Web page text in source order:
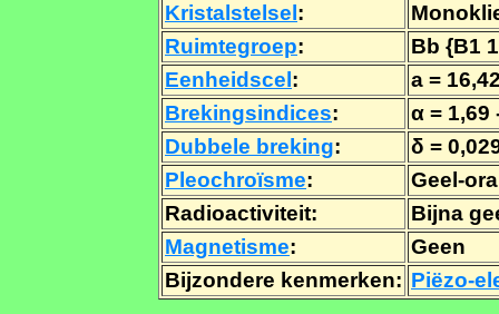
Kristalstelsel :
Ruimtegroep:
Bb {B1
Eenheidscel :
a =
Brekingsindices:
α = 1,69
Dubbele breking:
δ =
Pleochroïsme:
Geel-
Radioactiviteit:
Bijna
Magnetisme:
Geen
Bijzondere kenmerken: Piëzo-